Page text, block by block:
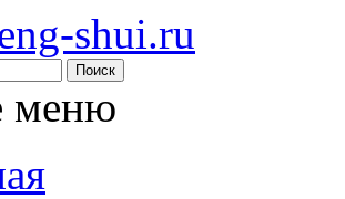
shui.ru
меню